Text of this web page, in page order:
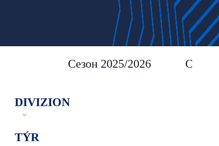
Сезон 2025/2026 Сезон
DIVIZION
TÝR